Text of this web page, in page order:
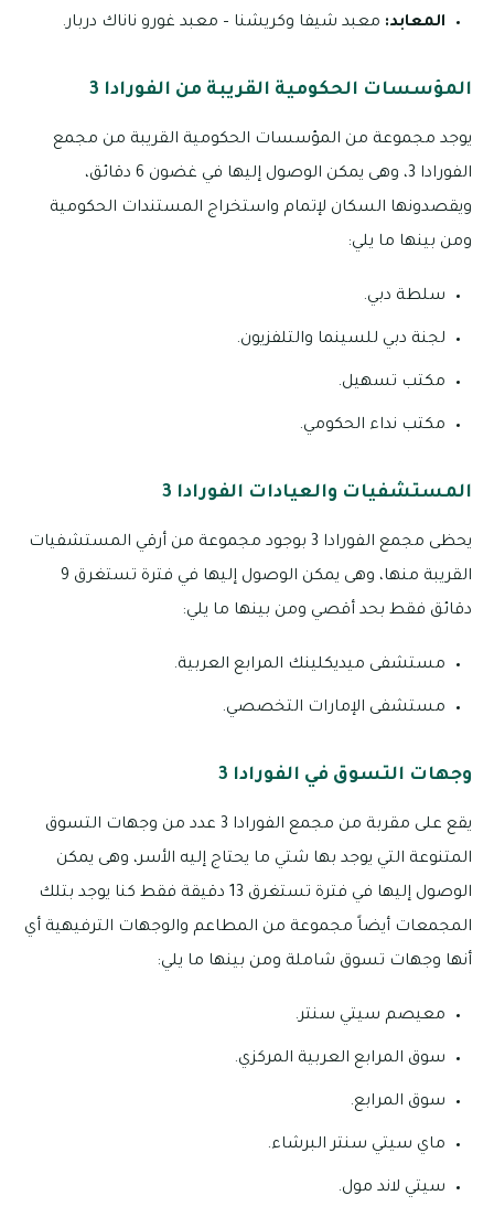
المعابد: معبد شيفا وكريشنا – معبد غورو ناناك دربار.
المؤسسات الحكومية القريبة من الفورادا 3
يوجد مجموعة من المؤسسات الحكومية القريبة من مجمع
الفورادا 3، وهى يمكن الوصول إليها في غضون 6 دقائق،
ويقصدونها السكان لإتمام واستخراج المستندات الحكومية
ومن بينها ما يلي:
سلطة دبي.
لجنة دبي للسينما والتلفزيون.
مكتب تسهيل.
مكتب نداء الحكومي.
المستشفيات والعيادات الفورادا 3
يحظى مجمع الفورادا 3 بوجود مجموعة من أرقي المستشفيات
القريبة منها، وهى يمكن الوصول إليها في فترة تستغرق 9
دقائق فقط بحد أقصي ومن بينها ما يلي:
مستشفى ميديكلينك المرابع العربية.
مستشفى الإمارات التخصصي.
وجهات التسوق في الفورادا 3
يقع على مقربة من مجمع الفورادا 3 عدد من وجهات التسوق
المتنوعة التي يوجد بها شتي ما يحتاج إليه الأسر، وهى يمكن
الوصول إليها في فترة تستغرق 13 دقيقة فقط كنا يوجد بتلك
المجمعات أيضاً مجموعة من المطاعم والوجهات الترفيهية أي
أنها وجهات تسوق شاملة ومن بينها ما يلي:
معيصم سيتي سنتر.
سوق المرابع العربية المركزي.
سوق المرابع.
ماي سيتي سنتر البرشاء.
سيتي لاند مول.